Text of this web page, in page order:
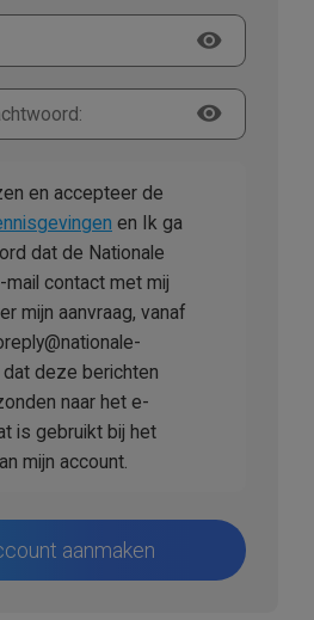
visibility
visibility
en accepteer de
en Ik ga
dat de Nationale
contact met mij
mijn aanvraag, vanaf
dat deze berichten
naar het e-
is gebruikt bij het
mijn account.
aanmaken